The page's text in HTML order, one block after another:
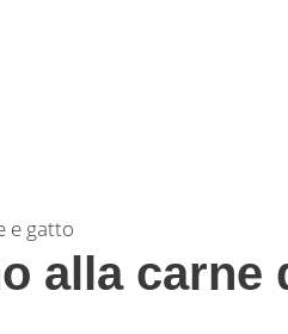
e gatto
alla carne